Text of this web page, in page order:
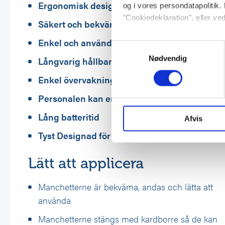
og i vores
"Cookiedeklaration", eller
Hvis du tillader det, vil vi
Indsamle præcise
Dine valg anvendes på hele
Vi bruger cookies til at
vores trafik. Vi deler også
annonceringspartnere og
Samtykkevalg
Nødvendig
Afvis
Ergonomisk design
Säkert och bekvämt för patienten
Enkel och användarvänlig manövrering
Långvarig hållbarhet och enkel hygien
Enkel övervakning
Personalen kan enkelt se sidoljusen utan
Lång batteritid
Tyst Designad för operations- och
Lätt att applicera
Manchetterne är bekväma, andas och lätta att
använda
Manchetterne stängs med kardborre så de kan